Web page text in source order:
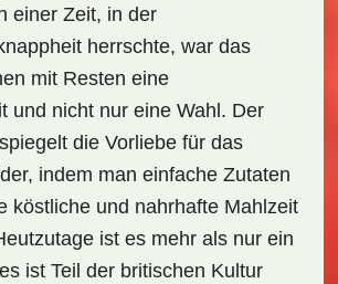
einer Zeit, in der
herrschte, war das
mit Resten eine
und nicht nur eine Wahl. Der
die Vorliebe für das
indem man einfache Zutaten
köstliche und nahrhafte Mahlzeit
ist es mehr als nur ein
ist Teil der britischen Kultur